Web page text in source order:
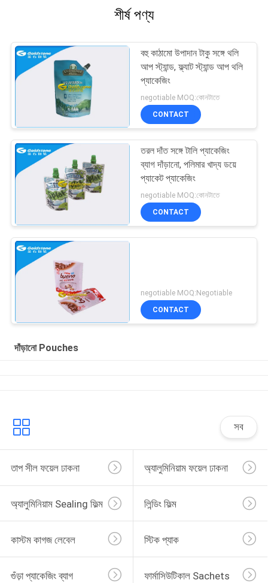
শীর্ষ পণ্য
বহু কাঠামো উপাদান টাকু সঙ্গে থলি
আপ স্ট্যান্ড, ফ্ল্যাট স্ট্যান্ড আপ থলি
প্যাকেজিং
negotiable MOQ:কোনটাতে
CONTACT
তরল দাঁত সঙ্গে টালি প্যাকেজিং
ব্যাগ দাঁড়ানো, পলিমার খাদ্য ডয়ে
প্যাকেট প্যাকেজিং
negotiable MOQ:কোনটাতে
CONTACT
negotiable MOQ:Negotiable
CONTACT
দাঁড়ানো Pouches
সব
তাপ সীল ফয়েল ঢাকনা অ্যালুমিনিয়াম ফয়েল ঢাকনা
অ্যালুমিনিয়াম Sealing ফিল্ম লিন্ডিং ফিল্ম
কাস্টম কাগজ লেবেল স্টিক প্যাক
গুঁড়া প্যাকেজিং ব্যাগ ফার্মাসিউটিকাল Sachets